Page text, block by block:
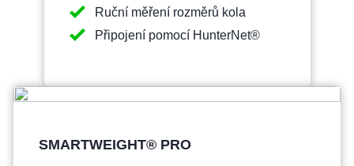
Ruční měření rozměrů kola
Připojení pomocí HunterNet®
SMARTWEIGHT® PRO